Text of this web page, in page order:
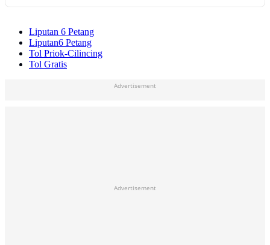
Liputan 6 Petang
Liputan6 Petang
Tol Priok-Cilincing
Tol Gratis
Advertisement
Advertisement